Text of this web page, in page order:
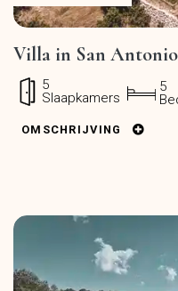
Villa in San Antonio
5
Slaapkamers
5
OMSCHRIJVING